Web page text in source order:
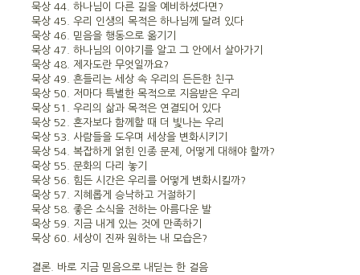
묵상 44. 하나님이 다른 길을 예비하셨다면?
묵상 45. 우리 인생의 목적은 하나님께 달려 있다
묵상 46. 믿음을 행동으로 옮기기
묵상 47. 하나님의 이야기를 알고 그 안에서 살아가기
묵상 48. 제자도란 무엇일까요?
묵상 49. 흔들리는 세상 속 우리의 든든한 친구
묵상 50. 저마다 특별한 목적으로 지음받은 우리
묵상 51. 우리의 삶과 목적은 연결되어 있다
묵상 52. 혼자보다 함께할 때 더 빛나는 우리
묵상 53. 사람들을 도우며 세상을 변화시키기
묵상 54. 복잡하게 얽힌 인종 문제, 어떻게 대해야 할까?
묵상 55. 문화의 다리 놓기
묵상 56. 힘든 시간은 우리를 어떻게 변화시킬까?
묵상 57. 지혜롭게 승낙하고 거절하기
묵상 58. 좋은 소식을 전하는 아름다운 발
묵상 59. 지금 내게 있는 것에 만족하기
묵상 60. 세상이 진짜 원하는 내 모습은?
결론. 바로 지금 믿음으로 내딛는 한 걸음